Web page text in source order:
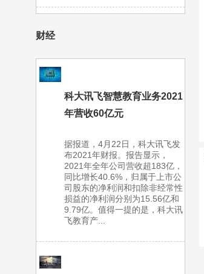
财经
科大讯飞智慧教育业务2021
年营收60亿元
据报道，4月22日，科大讯飞发
布2021年财报。报告显示，
2021年全年公司营收超183亿，
同比增长40.6%，归属于上市公
司股东的净利润和扣除非经常性
损益的净利润分别为15.56亿和
9.79亿。值得一提的是，科大讯
飞教育产...